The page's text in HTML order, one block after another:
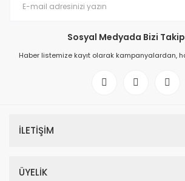
Sosyal Medyada Bizi Takip
Haber listemize kayıt olarak kampanyalardan,
İLETİŞİM
ÜYELİK